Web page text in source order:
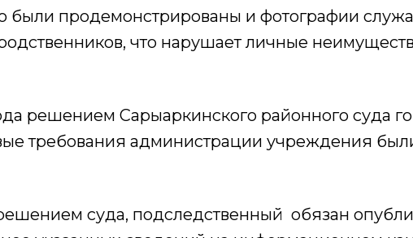
были продемонстрированы и фотографии
что нарушает личные
решением Сарыаркинского районного суда
требования администрации учреждения
суда, подследственный обязан